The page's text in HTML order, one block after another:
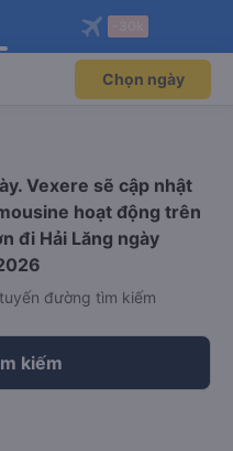
độc
Mở app
máy bay qua
Mở app
Chọn ngày
Vexere sẽ cập nhật
hoạt động trên
đi Hải Lăng ngày
đường tìm kiếm
kiếm